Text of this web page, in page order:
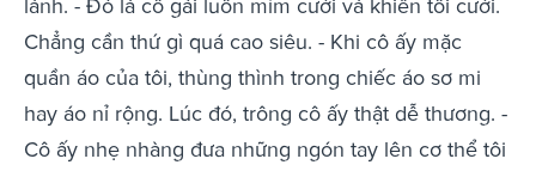
lành. - Đó là cô gái luôn mỉm cười và khiến tôi cười.
Chẳng cần thứ gì quá cao siêu. - Khi cô ấy mặc
quần áo của tôi, thùng thình trong chiếc áo sơ mi
hay áo nỉ rộng. Lúc đó, trông cô ấy thật dễ thương. -
Cô ấy nhẹ nhàng đưa những ngón tay lên cơ thể tôi